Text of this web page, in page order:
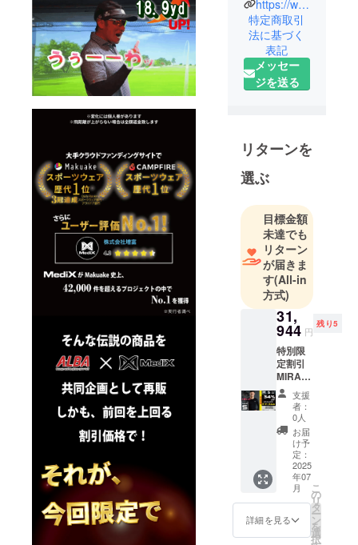
管の治療を
年間600症例
以上サポー
トし、血行
動態や解剖
です。
高度管理医
療機器を50
い、世界の
最先端医療
技術を熟知
し医療に貢
献してきま
した。
MediXは医学
的知見をス
ポーツ医学
に応用し、
アスリート
のパフォー
マンス向上
を目的とし
たブランド
です。
私たちが追
「リカバ
https://www.instagram.com/medix_official.jp/
特定商取引
法に基づく
表記
メッセー
ジを送る
リターンを
選ぶ
目標金額
未達でも
リターン
が届きま
す(All-in
方式)
31,
944 円
残り5
特別限
定割引
MIRAKI
RU ロン
グス
リーブ
２枚
セット
30％off
サイ
ズ：S
ラー：
ブラッ
ク ■一
支援
者：
0人
お届
け予
定：
2025
年07
月
詳細を見る
こ
の
リ
タ
ー
ン
を
選
択